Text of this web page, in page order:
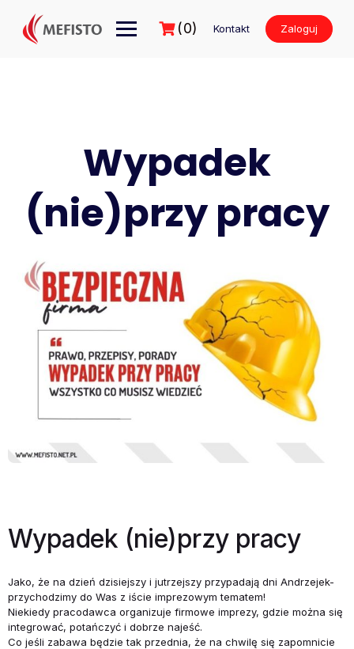
treści
(0) Kontakt Zaloguj
Wypadek
(nie)przy pracy
Wypadek (nie)przy pracy
Jako, że na dzień dzisiejszy i jutrzejszy przypadają dni Andrzejek-
przychodzimy do Was z iście imprezowym tematem!
Niekiedy pracodawca organizuje firmowe imprezy, gdzie można się
integrować, potańczyć i dobrze najeść.
Co jeśli zabawa będzie tak przednia, że na chwilę się zapomnicie